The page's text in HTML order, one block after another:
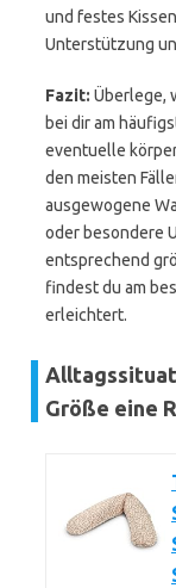
und festes
Unterstützung
Fazit: Überlege,
bei dir am
eventuelle
den meisten
ausgewogene
oder besondere
entsprechend
findest du am
erleichtert.
Größe eine